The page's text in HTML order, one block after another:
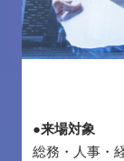
●来場対象
総務・人事・